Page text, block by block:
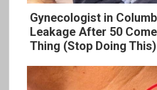
Gynecologist in
Leakage After 50
Thing (Stop Doing This)